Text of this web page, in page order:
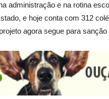
administração e na rotina
e hoje conta com 312
agora segue para sanção